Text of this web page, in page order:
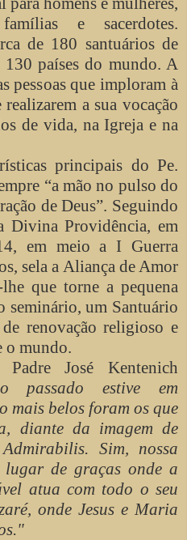
e sacerdotes.
de 180 santuários de
130 países do mundo. A
pessoas que imploram à
a sua vocação
de vida, na Igreja e na
principais do Pe.
“a mão no pulso do
de Deus”. Seguindo
Divina Providência, em
em meio a I Guerra
sela a Aliança de Amor
que torne a pequena
seminário, um Santuário
renovação religioso e
o mundo.
José Kentenich
passado estive em
mais belos foram os que
diante da imagem de
Sim, nossa
lugar de graças onde a
atua com todo o seu
onde Jesus e Maria